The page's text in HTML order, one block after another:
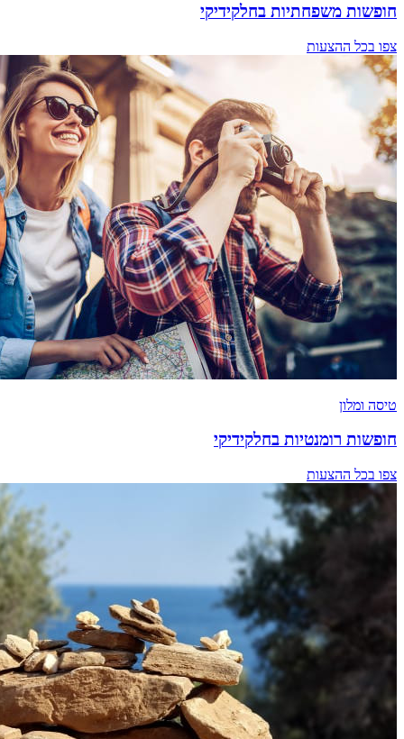
חופשות משפחתיות בחלקידיקי
צפו בכל ההצעות
טיסה ומלון
חופשות רומנטיות בחלקידיקי
צפו בכל ההצעות